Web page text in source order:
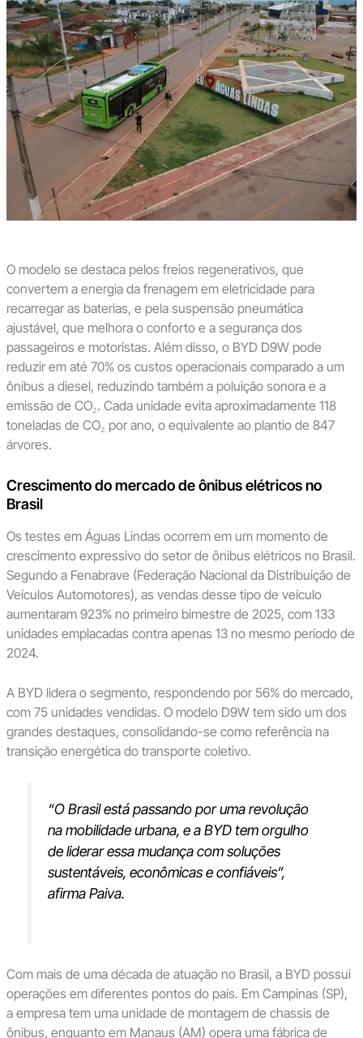
O modelo se destaca pelos freios regenerativos, que
convertem a energia da frenagem em eletricidade para
recarregar as baterias, e pela suspensão pneumática
ajustável, que melhora o conforto e a segurança dos
passageiros e motoristas. Além disso, o BYD D9W pode
reduzir em até 70% os custos operacionais comparado a um
ônibus a diesel, reduzindo também a poluição sonora e a
emissão de CO₂. Cada unidade evita aproximadamente 118
toneladas de CO₂ por ano, o equivalente ao plantio de 847
árvores.
Crescimento do mercado de ônibus elétricos no
Brasil
Os testes em Águas Lindas ocorrem em um momento de
crescimento expressivo do setor de ônibus elétricos no Brasil.
Segundo a Fenabrave (Federação Nacional da Distribuição de
Veículos Automotores), as vendas desse tipo de veículo
aumentaram 923% no primeiro bimestre de 2025, com 133
unidades emplacadas contra apenas 13 no mesmo período de
2024.
A BYD lidera o segmento, respondendo por 56% do mercado,
com 75 unidades vendidas. O modelo D9W tem sido um dos
grandes destaques, consolidando-se como referência na
transição energética do transporte coletivo.
“O Brasil está passando por uma revolução
na mobilidade urbana, e a BYD tem orgulho
de liderar essa mudança com soluções
sustentáveis, econômicas e confiáveis”,
afirma Paiva.
Com mais de uma década de atuação no Brasil, a BYD possui
operações em diferentes pontos do país. Em Campinas (SP),
a empresa tem uma unidade de montagem de chassis de
ônibus, enquanto em Manaus (AM) opera uma fábrica de